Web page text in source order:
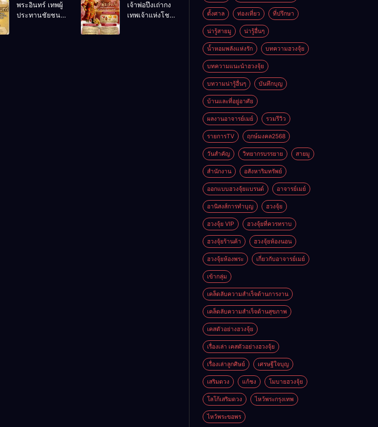
ปรับร้านให้ลูกค้า
แน่นตลอดปี
พระอินทร์ เทพผู้
ประทานชัยชนะ
เจ้าพ่อปึงเถ่ากง
เทพเจ้าแห่งโชค
ตั้งศาล ท่องเที่ยว ที่ปรึกษา
น่ารู้สายมู น่ารู้อื่นๆ
น้ำหอมพลังแห่งรัก บทความฮวงจุ้ย
บทความแนะนำฮวงจุ้ย
บทวามน่ารู้อื่นๆ บันทึกบุญ
บ้านและที่อยู่อาศัย
ผลงานอาจารย์เมย์ รวมรีวิว
รายการTV ฤกษ์มงคล2568
วันสำคัญ วิทยากรบรรยาย สายมู
สำนักงาน อสังหาริมทรัพย์
ออกแบบฮวงจุ้ยแบรนด์ อาจารย์เมย์
อานิสงส์การทำบุญ ฮวงจุ้ย
ฮวงจุ้ย VIP ฮวงจุ้ยที่ควรทราบ
ฮวงจุ้ยร้านค้า ฮวงจุ้ยห้องนอน
ฮวงจุ้ยห้องพระ เกี่ยวกับอาจารย์เมย์
เข้ากลุ่ม
เคล็ดลับความสำเร็จด้านการงาน
เคล็ดลับความสำเร็จด้านสุขภาพ
เคสตัวอย่างฮวงจุ้ย
เรื่องเล่า เคสตัวอย่างฮวงจุ้ย
เรื่องเล่าลูกศิษย์ เศรษฐีใจบุญ
เสริมดวง แก้ชง โมบายฮวงจุ้ย
โลโก้เสริมดวง ไหว้พระกรุงเทพ
ไหว้พระขอพร